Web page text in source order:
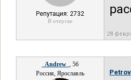
Репутация: 2732
В отпуске
28
_Andrew_ , 56
Россия, Ярославль